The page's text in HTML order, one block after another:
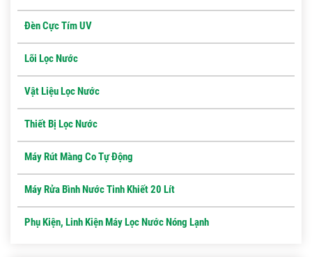
Đèn Cực Tím UV
Lõi Lọc Nước
Vật Liệu Lọc Nước
Thiết Bị Lọc Nước
Máy Rút Màng Co Tự Động
Máy Rửa Bình Nước Tinh Khiết 20 Lít
Phụ Kiện, Linh Kiện Máy Lọc Nước Nóng Lạnh